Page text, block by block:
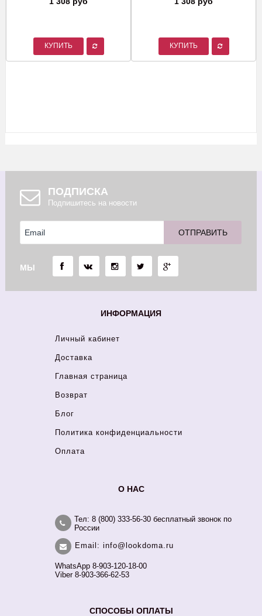
КУПИТЬ КУПИТЬ
ПОДПИСКА
Подпишитесь на новости
МЫ
ИНФОРМАЦИЯ
Личный кабинет
Доставка
Главная страница
Возврат
Блог
Политика конфиденциальности
Оплата
О НАС
Тел: 8 (800) 333-56-30 бесплатный звонок по
России
Email: info@lookdoma.ru
WhatsApp 8-903-120-18-00
Viber 8-903-366-62-53
СПОСОБЫ ОПЛАТЫ